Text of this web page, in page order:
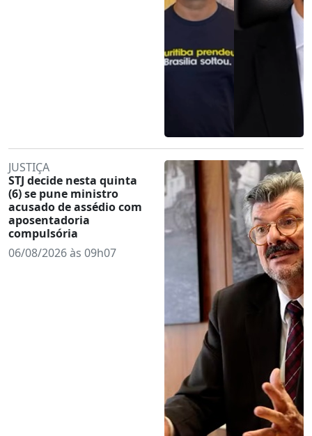
JUSTIÇA
STJ decide nesta quinta
(6) se pune ministro
acusado de assédio com
aposentadoria
compulsória
06/08/2026 às 09h07